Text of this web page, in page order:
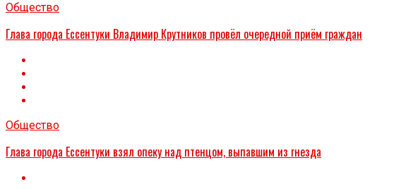
Общество
Глава города Ессентуки Владимир Крутников провёл очередной приём граждан
Общество
Глава города Ессентуки взял опеку над птенцом, выпавшим из гнезда